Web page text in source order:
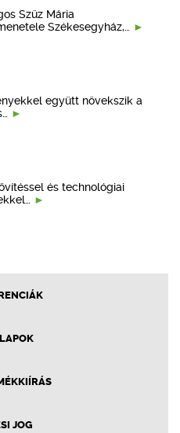
Szűz Mária
Székesegyház,…
együtt növekszik a
és technológiai
JOG